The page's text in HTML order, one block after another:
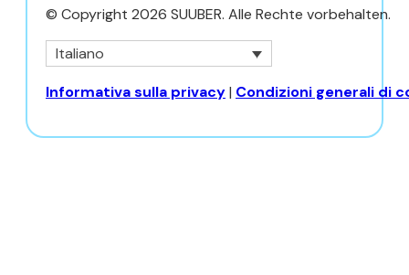
© Copyright 2026 SUUBER. Alle Rechte vorbehalten.
Italiano
Informativa sulla privacy| Condizioni generali di